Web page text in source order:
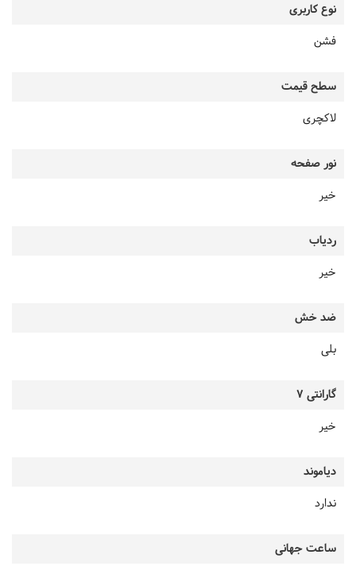
نوع کاربری
فشن
سطح قیمت
لاکچری
نور صفحه
خیر
ردیاب
خیر
ضد خش
بلی
گارانتی 7
خیر
دیاموند
ندارد
ساعت جهانی